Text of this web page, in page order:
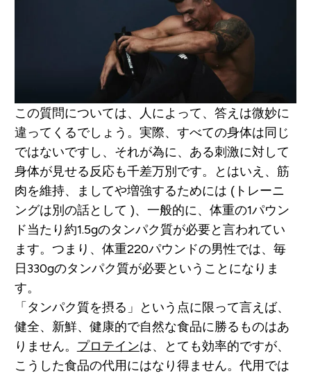
この質問については、人によって、答えは微妙に
違ってくるでしょう。実際、すべての身体は同じ
ではないですし、それが為に、ある刺激に対して
身体が見せる反応も千差万別です。とはいえ、筋
肉を維持、ましてや増強するためには (トレーニ
ングは別の話として )、一般的に、体重の1パウン
ド当たり約1.5gのタンパク質が必要と言われてい
ます。つまり、体重220パウンドの男性では、毎
日330gのタンパク質が必要ということになりま
す。
「タンパク質を摂る」という点に限って言えば、
健全、新鮮、健康的で自然な食品に勝るものはあ
りません。 プロテインは、とても効率的ですが、
こうした食品の代用にはなり得ません。代用では